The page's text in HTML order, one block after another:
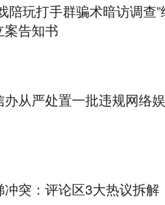
陪玩打手群骗术暗访调查
案告知书
办从严处置一批违规网络
冲突：评论区3大热议拆解